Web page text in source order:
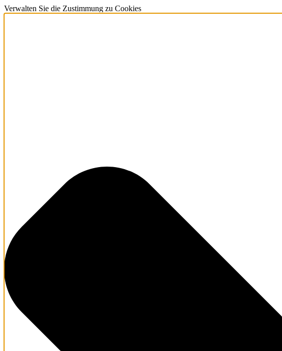
Verwalten Sie die Zustimmung zu Cookies